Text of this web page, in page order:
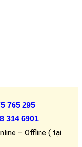
765 295
314 6901
– Offline ( tại